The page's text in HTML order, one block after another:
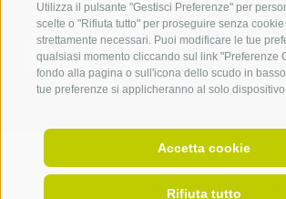
Utilizza il pulsante "Gestisci Preferenze" per
scelte o "Rifiuta tutto" per proseguire senza cookie
strettamente necessari. Puoi modificare le tue
qualsiasi momento cliccando sul link "Preferenze
fondo alla pagina o sull'icona dello scudo in
tue preferenze si applicheranno al solo
Accetta cookie
Rifiuta tutto
Indirizzo di fatturazione:
Piazza della Parrocchia, 11,I-